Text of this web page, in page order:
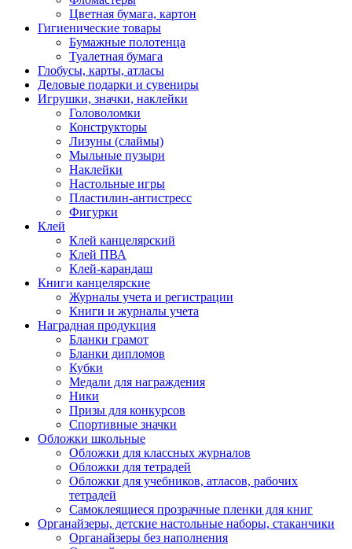
Цветная бумага, картон
Гигиенические товары
Бумажные полотенца
Туалетная бумага
Глобусы, карты, атласы
Деловые подарки и сувениры
Игрушки, значки, наклейки
Головоломки
Конструкторы
Лизуны (слаймы)
Мыльные пузыри
Наклейки
Настольные игры
Пластилин-антистресс
Фигурки
Клей
Клей канцелярский
Клей ПВА
Клей-карандаш
Книги канцелярские
Журналы учета и регистрации
Книги и журналы учета
Наградная продукция
Бланки грамот
Бланки дипломов
Кубки
Медали для награждения
Ники
Призы для конкурсов
Спортивные значки
Обложки школьные
Обложки для классных журналов
Обложки для тетрадей
Обложки для учебников, атласов, рабочих
тетрадей
Самоклеящиеся прозрачные пленки для книг
Органайзеры, детские настольные наборы, стаканчики
Органайзеры без наполнения